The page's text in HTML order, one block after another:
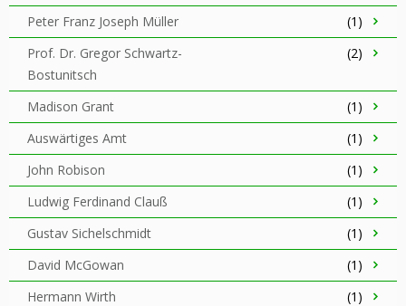
Peter Franz Joseph Müller
(1)
Prof. Dr. Gregor Schwartz-
Bostunitsch
(2)
Madison Grant
(1)
Auswärtiges Amt
(1)
John Robison
(1)
Ludwig Ferdinand Clauß
(1)
Gustav Sichelschmidt
(1)
David McGowan
(1)
Hermann Wirth
(1)